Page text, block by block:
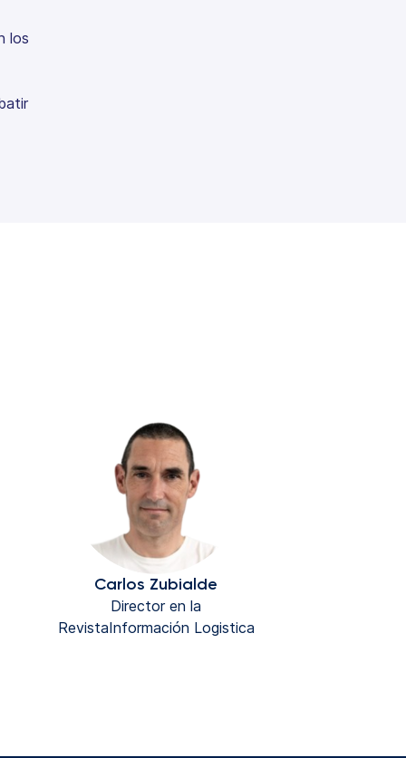
los
Carlos Zubialde
Director en la
RevistaInformación Logistica